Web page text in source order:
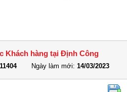
Khách hàng tại Định Công
Ngày làm mới: 14/03/2023